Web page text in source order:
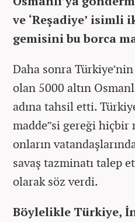
ve ‘Reşadiye’ isimli
gemisini bu borca
Daha sonra
olan 5000 altın
adına tahsil etti.
madde”si gereği
onların
savaş tazminatı talep
olarak söz verdi.
Böylelikle Türkiye,